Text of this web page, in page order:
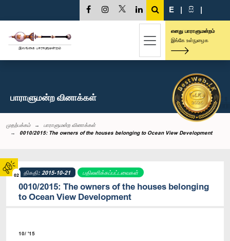
02
E | සි |
எனது பாராளுமன்றம்
இங்கே உள்நுழைக
பாராளுமன்ற வினாக்கள்
முதற்பக்கம்
பாராளுமன்ற வினாக்கள்
0010/2015: The owners of the houses belonging to Ocean View Development
திகதி: 2015-10-21 பதிலளிக்கப்பட்டவைகள்
0010/2015: The owners of the houses belonging
to Ocean View Development
10/ '15